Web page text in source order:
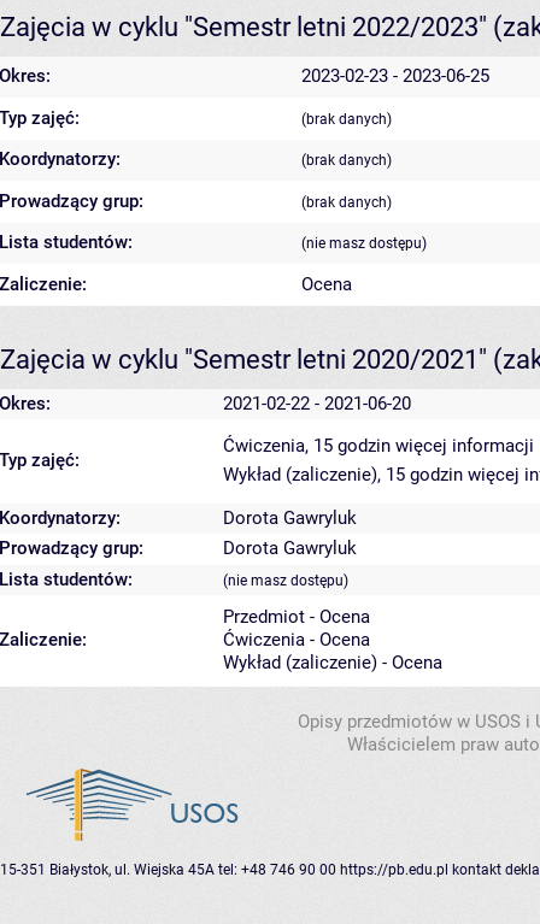
Zajęcia w cyklu "Semestr letni 2022/2023"
Okres:
2023-02-23 - 2023-06-25
Typ zajęć:
(brak danych)
Koordynatorzy: (brak danych)
Prowadzący grup: (brak danych)
Lista studentów: (nie masz dostępu)
Zaliczenie: Ocena
Zajęcia w cyklu "Semestr letni 2020/2021"
Okres: 2021-02-22 - 2021-06-20
Typ zajęć:
Ćwiczenia, 15 godzin więcej informacji
Wykład (zaliczenie), 15 godzin więcej
Koordynatorzy:
Dorota Gawryluk
Prowadzący grup:
Dorota Gawryluk
Lista studentów:
(nie masz dostępu)
Zaliczenie:
Przedmiot - Ocena
Ćwiczenia - Ocena
Wykład (zaliczenie) - Ocena
Opisy przedmiotów w USOS
Właścicielem praw
15-351 Białystok, ul. Wiejska 45A tel: +48 746 90 00 https://pb.edu.pl kontakt